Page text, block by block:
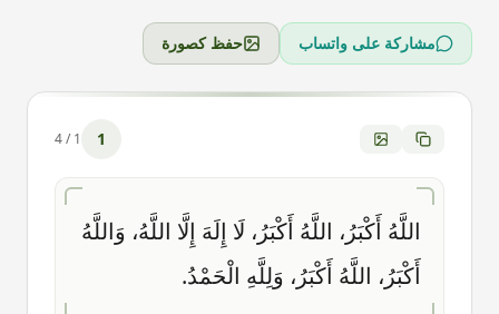
مشاركة على واتساب حفظ كصورة
1
1
/
4
اللَّهُ أَكْبَرُ، اللَّهُ أَكْبَرُ، لَا إِلَهَ إِلَّا اللَّهُ، وَاللَّهُ
أَكْبَرُ، اللَّهُ أَكْبَرُ، وَلِلَّهِ الْحَمْدُ.